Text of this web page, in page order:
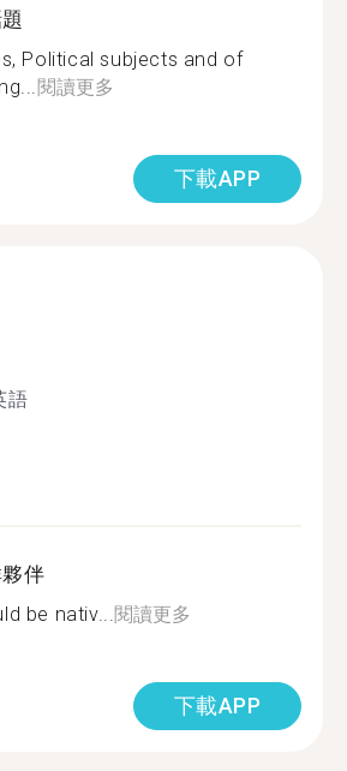
Political subjects and of
閱讀更多
下載APP
語
伴
be nativ...閱讀更多
下載APP